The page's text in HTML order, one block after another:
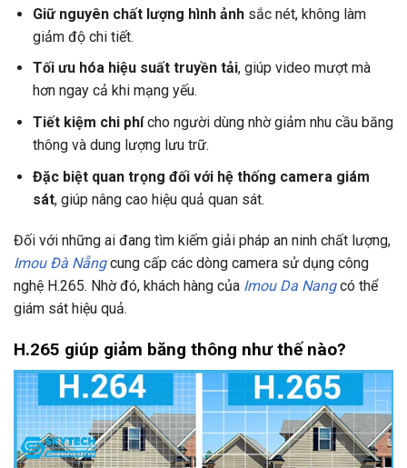
Giữ nguyên chất lượng hình ảnhsắc nét, không làm
giảm độ chi tiết.
Tối ưu hóa hiệu suất truyền tải, giúp video mượt mà
hơn ngay cả khi mạng yếu.
Tiết kiệm chi phícho người dùng nhờ giảm nhu cầu băng
thông và dung lượng lưu trữ.
Đặc biệt quan trọng đối với hệ thống camera giám
sát, giúp nâng cao hiệu quả quan sát.
Đối với những ai đang tìm kiếm giải pháp an ninh chất lượng,
Imou Đà Nẵngcung cấp các dòng camera sử dụng công
nghệ H.265. Nhờ đó, khách hàng của Imou Da Nangcó thể
giám sát hiệu quả.
H.265 giúp giảm băng thông như thế nào?